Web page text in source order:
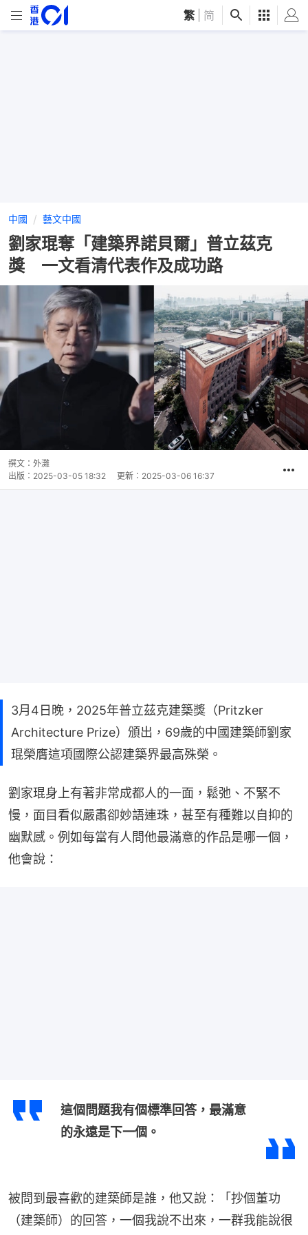
繁 简
中國 藝文中國
劉家琨奪「建築界諾貝爾」普立茲克
獎 一文看清代表作及成功路
撰文： 外灘
出版： 2025-03-05 18:32 更新： 2025-03-06 16:37
3月4日晚，2025年普立茲克建築獎（Pritzker
Architecture Prize）頒出，69歲的中國建築師劉家
琨榮膺這項國際公認建築界最高殊榮。
劉家琨身上有著非常成都人的一面，鬆弛、不緊不
慢，面目看似嚴肅卻妙語連珠，甚至有種難以自抑的
幽默感。例如每當有人問他最滿意的作品是哪一個，
他會說：
這個問題我有個標準回答，最滿意
的永遠是下一個。
被問到最喜歡的建築師是誰，他又說：「抄個董功
（建築師）的回答，一個我說不出來，一群我能說很